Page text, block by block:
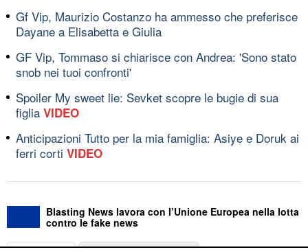
Gf Vip, Maurizio Costanzo ha ammesso che preferisce
Dayane a Elisabetta e Giulia
GF Vip, Tommaso si chiarisce con Andrea: 'Sono stato
snob nei tuoi confronti'
Spoiler My sweet lie: Sevket scopre le bugie di sua
figlia VIDEO
Anticipazioni Tutto per la mia famiglia: Asiye e Doruk ai
ferri corti VIDEO
Blasting News lavora con l’Unione Europea nella lotta
contro le fake news